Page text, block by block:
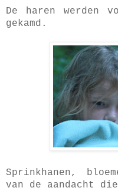
De haren werden
gekamd.
Sprinkhanen,
van de aandacht